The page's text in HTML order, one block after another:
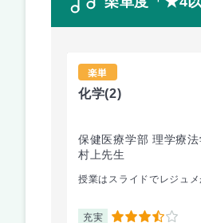
楽単
化学(2)
保健医療学部 理学療法
村上先生
授業はスライドでレジュ
充実 3.5